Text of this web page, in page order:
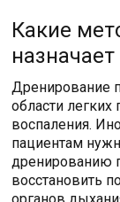
Какие
Дренирование
области легких
воспаления.
пациентам
дренированию
восстановить